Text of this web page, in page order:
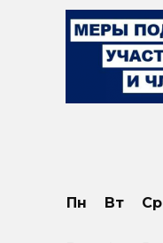
Пн Вт Ср